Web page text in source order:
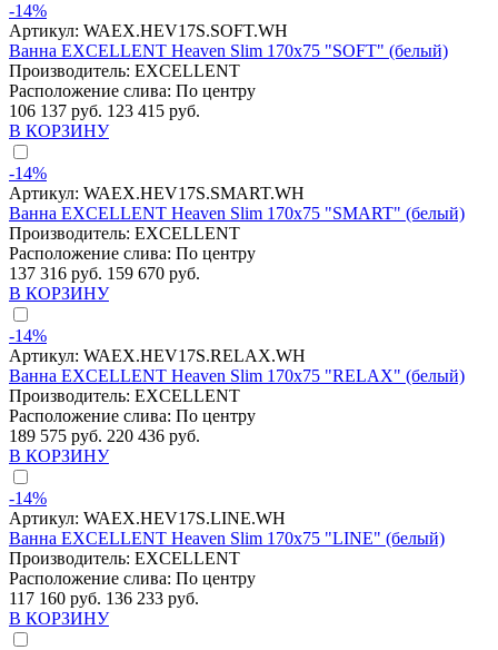
-14%
Артикул: WAEX.HEV17S.SOFT.WH
Ванна EXCELLENT Heaven Slim 170x75 "SOFT" (белый)
Производитель: EXCELLENT
Расположение слива: По центру
106 137 руб. 123 415 руб.
В КОРЗИНУ
-14%
Артикул: WAEX.HEV17S.SMART.WH
Ванна EXCELLENT Heaven Slim 170x75 "SMART" (белый)
Производитель: EXCELLENT
Расположение слива: По центру
137 316 руб. 159 670 руб.
В КОРЗИНУ
-14%
Артикул: WAEX.HEV17S.RELAX.WH
Ванна EXCELLENT Heaven Slim 170x75 "RELAX" (белый)
Производитель: EXCELLENT
Расположение слива: По центру
189 575 руб. 220 436 руб.
В КОРЗИНУ
-14%
Артикул: WAEX.HEV17S.LINE.WH
Ванна EXCELLENT Heaven Slim 170x75 "LINE" (белый)
Производитель: EXCELLENT
Расположение слива: По центру
117 160 руб. 136 233 руб.
В КОРЗИНУ